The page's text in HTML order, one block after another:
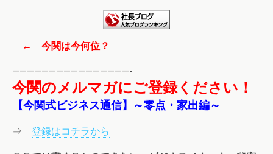
← 今関は今何位？
————————————————-
今関のメルマガにご登録ください！
【今関式ビジネス通信】～零点・家出編～
⇒ 登録はコチラから